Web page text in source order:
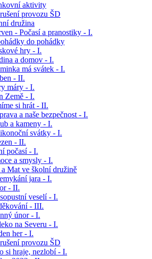
aktivity
provozu ŠD
družina
- Počasí a pranostiky - I.
do pohádky
hry - I.
a domov - I.
má svátek - I.
- II.
máry - I.
Země - I.
si hrát - II.
a naše bezpečnost - I.
a kameny - I.
svátky - I.
- II.
počasí - I.
a smysly - I.
a Mat ve školní družině
jara - I.
- II.
veselí - I.
- III.
únor - I.
na Severu - I.
her - I.
provozu ŠD
si hraje, nezlobí - I.